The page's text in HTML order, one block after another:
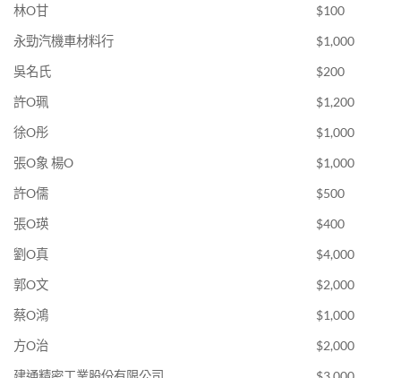
林O甘
$100
永勁汽機車材料行
$1,000
吳名氏
$200
許O珮
$1,200
徐O彤
$1,000
張O象 楊O
$1,000
許O儒
$500
張O瑛
$400
劉O真
$4,000
郭O文
$2,000
蔡O鴻
$1,000
方O治
$2,000